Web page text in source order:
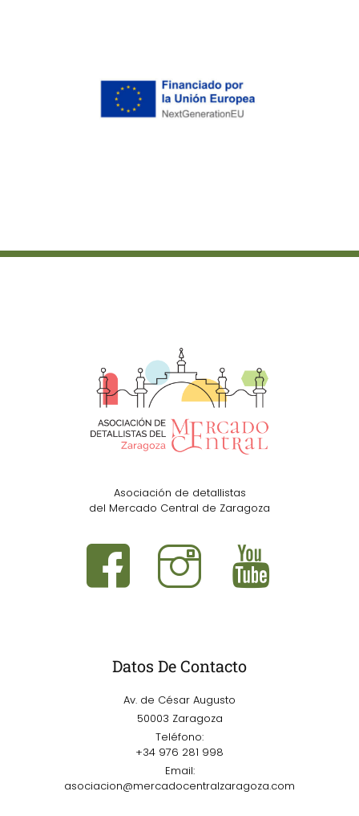
Asociación de detallistas
del Mercado Central de Zaragoza
Datos De Contacto
Av. de César Augusto
50003 Zaragoza
Teléfono:
+34 976 281 998
Email:
asociacion@mercadocentralzaragoza.com